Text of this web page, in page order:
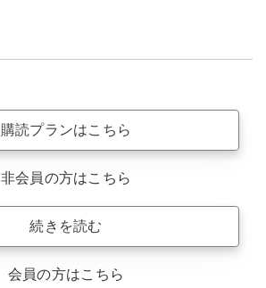
購読プランはこちら
非会員の方はこちら
続きを読む
会員の方はこちら